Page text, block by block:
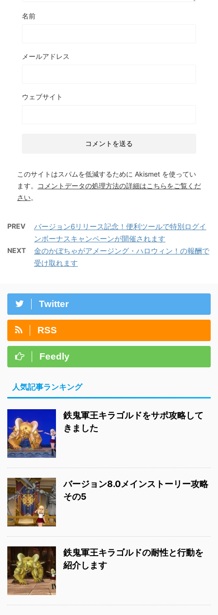
名前
メールアドレス
ウェブサイト
このサイトはスパムを低減するために Akismet を使ってい
ます。
コメントデータの処理方法の詳細はこちらをご覧くだ
さい。
PREV
バージョン6リリース記念！便利ツールで特別ログイ
ンボーナスキャンペーンが開催されます
NEXT
金のかぼちゃがアメージング・ハロウィン！の報酬で
受け取れます
Twitter
RSS
Feedly
人気記事ランキング
鉄鬼軍王キラゴルドをサポ攻略して
きました
バージョン8.0メインストーリー攻略
その5
鉄鬼軍王キラゴルドの耐性と行動を
紹介します